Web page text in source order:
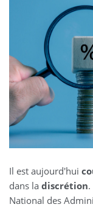
Il est aujourd'hui
dans la discrétion
National des